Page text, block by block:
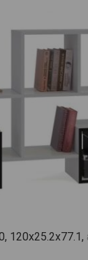
120х25.2х77.1,